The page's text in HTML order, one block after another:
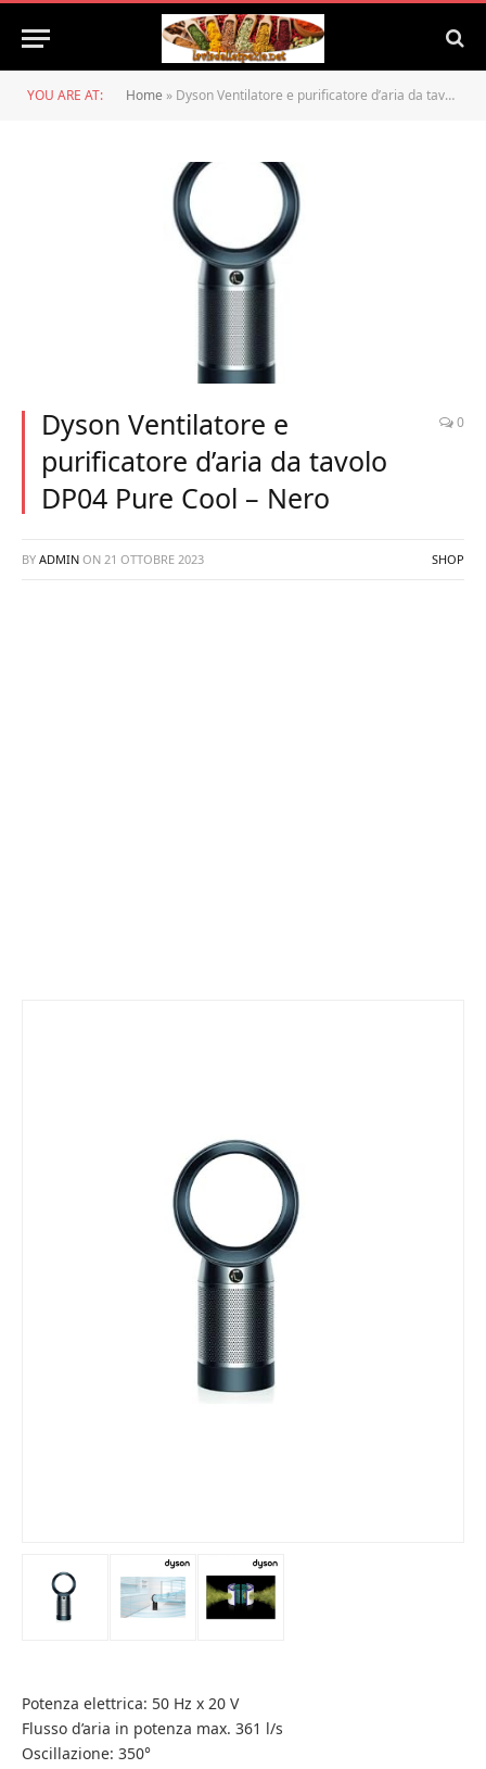
YOU ARE AT: Home » Dyson Ventilatore e purificatore d’aria da tavolo DP04 Pure Cool – Nero
Dyson Ventilatore e
purificatore d’aria da tavolo
DP04 Pure Cool – Nero
0
BY ADMIN ON 21 OTTOBRE 2023 SHOP
Potenza elettrica: 50 Hz x 20 V
Flusso d’aria in potenza max. 361 l/s
Oscillazione: 350°